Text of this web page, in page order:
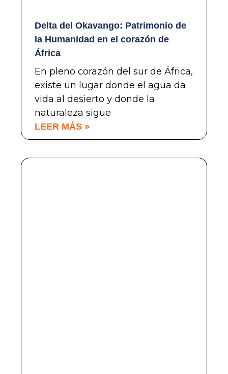
Delta del Okavango: Patrimonio de
la Humanidad en el corazón de
África
En pleno corazón del sur de África,
existe un lugar donde el agua da
vida al desierto y donde la
naturaleza sigue
LEER MÁS »